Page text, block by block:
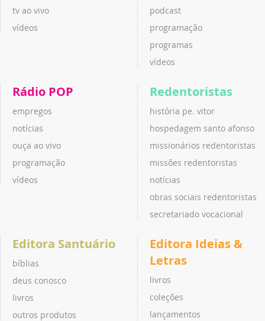
tv ao vivo
vídeos
podcast
programação
programas
vídeos
Rádio POP
empregos
notícias
ouça ao vivo
programação
vídeos
Redentoristas
história pe. vitor
hospedagem santo afonso
missionários redentoristas
missões redentoristas
notícias
obras sociais redentoristas
secretariado vocacional
Editora Santuário
bíblias
deus conosco
livros
outros produtos
Editora Ideias &
Letras
livros
coleções
lançamentos